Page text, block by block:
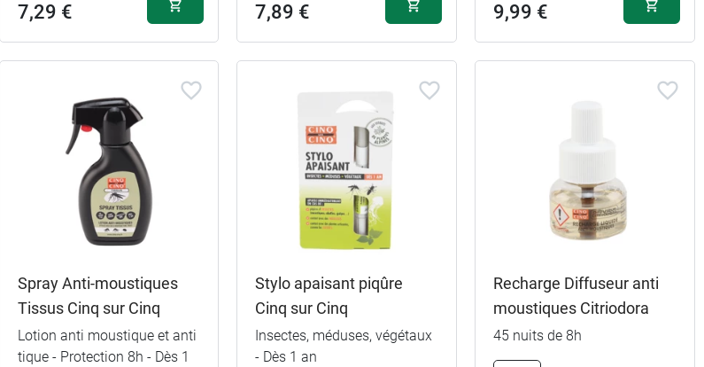
7,29 € 7,89 € 9,99 €
Spray Anti-moustiques
Tissus Cinq sur Cinq
Lotion anti moustique et anti
tique - Protection 8h - Dès 1
Stylo apaisant piqûre
Cinq sur Cinq
Insectes, méduses, végétaux
- Dès 1 an
Recharge Diffuseur anti
moustiques Citriodora
45 nuits de 8h